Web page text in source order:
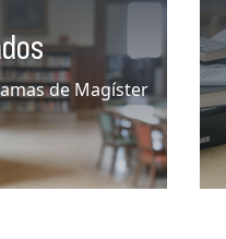
de Magíster